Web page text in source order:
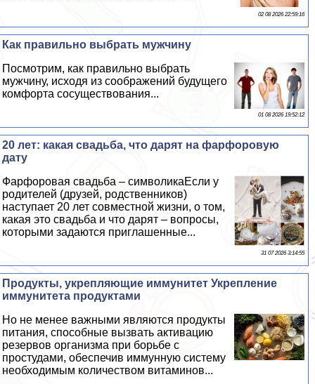
02 08 2026 22:59:16
Как правильно выбрать мужчину
Посмотрим, как правильно выбрать
мужчину, исходя из соображений будущего
комфорта сосуществования...
01 08 2026 19:52:12
20 лет: какая свадьба, что дарят на фарфоровую
дату
Фарфоровая свадьба – символикаЕсли у
родителей (друзей, родственников)
наступает 20 лет совместной жизни, о том,
какая это свадьба и что дарят – вопросы,
которыми задаются приглашенные...
31 07 2026 3:14:55
Продукты, укрепляющие иммунитет Укрепление
иммунитета продуктами
Но не менее важными являются продукты
питания, способные вызвать активацию
резервов организма при борьбе с
простудами, обеспечив иммунную систему
необходимым количеством витаминов...